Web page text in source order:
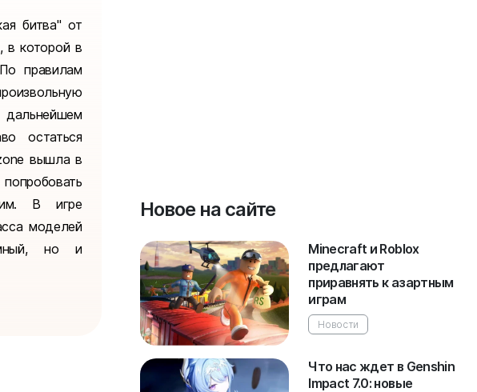
битва" от
в которой в
правилам
остаться
вышла в
В игре
моделей
но и
Новое на сайте
Minecraft и Roblox
предлагают
приравнять к азартным
играм
Новости
Что нас ждет в Genshin
Impact 7.0: новые